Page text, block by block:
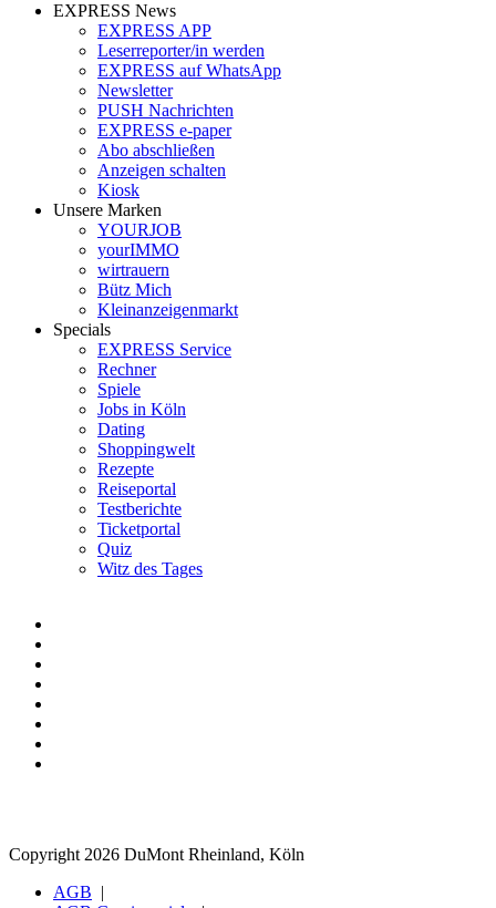
EXPRESS News
EXPRESS APP
Leserreporter/in werden
EXPRESS auf WhatsApp
Newsletter
PUSH Nachrichten
EXPRESS e-paper
Abo abschließen
Anzeigen schalten
Kiosk
Unsere Marken
YOURJOB
yourIMMO
wirtrauern
Bütz Mich
Kleinanzeigenmarkt
Specials
EXPRESS Service
Rechner
Spiele
Jobs in Köln
Dating
Shoppingwelt
Rezepte
Reiseportal
Testberichte
Ticketportal
Quiz
Witz des Tages
Copyright 2026 DuMont Rheinland, Köln
AGB